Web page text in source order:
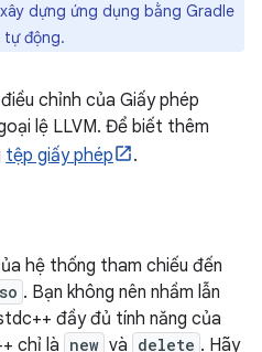
dựng ứng dụng bằng Gradle
tự động.
chỉnh của Giấy phép
lệ LLVM. Để biết thêm
tệp giấy phép .
hệ thống tham chiếu đến
. Bạn không nên nhầm lẫn
đầy đủ tính năng của
chỉ là new và delete . Hãy